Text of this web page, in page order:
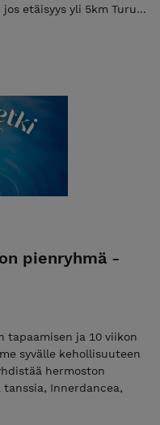
etäisyys yli 5km Turun
pienryhmä -
tapaamisen ja 10 viikon
syvälle kehollisuuteen
hermoston
Innerdancea,